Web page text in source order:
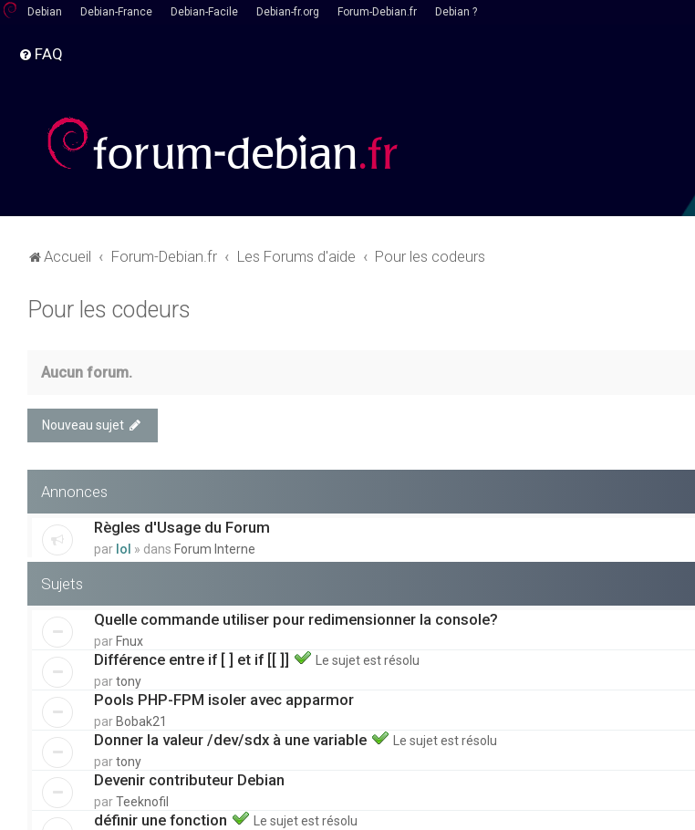
Debian Debian-France Debian-Facile Debian-fr.org Forum-Debian.fr Debian ?
FAQ
Accueil Forum-Debian.fr Les Forums d'aide Pour les codeurs
Pour les codeurs
Aucun forum.
Nouveau sujet
Annonces
Règles d'Usage du Forum
par lol » dans Forum Interne
Sujets
Quelle commande utiliser pour redimensionner la console?
par Fnux
Différence entre if [ ] et if [[ ]]
Le sujet est résolu
partony
Pools PHP-FPM isoler avec apparmor
par Bobak21
Donner la valeur /dev/sdx à une variable
Le sujet est résolu
partony
Devenir contributeur Debian
parTeeknofil
définir une fonction
Le sujet est résolu